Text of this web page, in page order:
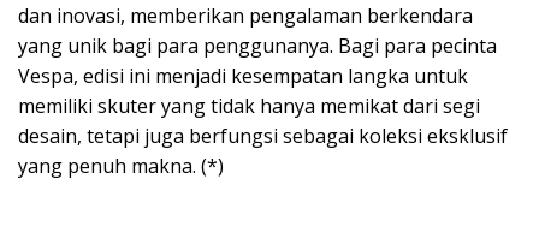
dan inovasi, memberikan pengalaman berkendara
yang unik bagi para penggunanya. Bagi para pecinta
Vespa, edisi ini menjadi kesempatan langka untuk
memiliki skuter yang tidak hanya memikat dari segi
desain, tetapi juga berfungsi sebagai koleksi eksklusif
yang penuh makna. (*)